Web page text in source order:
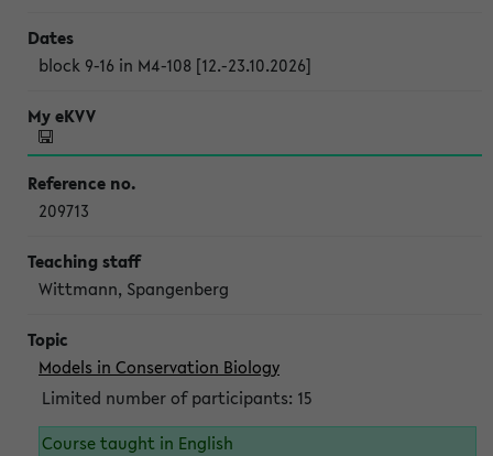
block 9-16 in M4-108 [12.-23.10.2026]
209713
Wittmann, Spangenberg
Models in Conservation Biology
Limited number of participants: 15
Course taught in English